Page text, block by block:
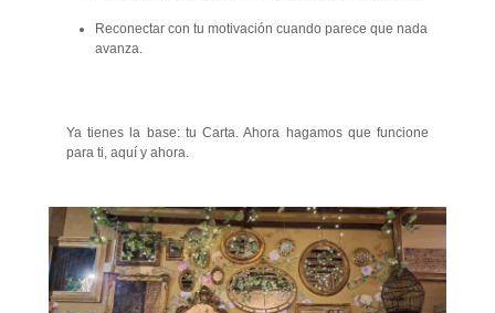
Reconectar con tu motivación cuando parece que nada
avanza.
Ya tienes la base: tu Carta. Ahora hagamos que funcione
para ti, aquí y ahora.